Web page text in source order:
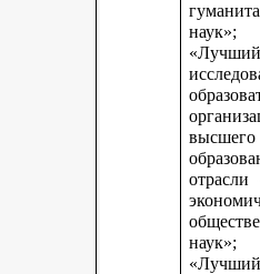
наук»;
высшего
отрасли
наук»;